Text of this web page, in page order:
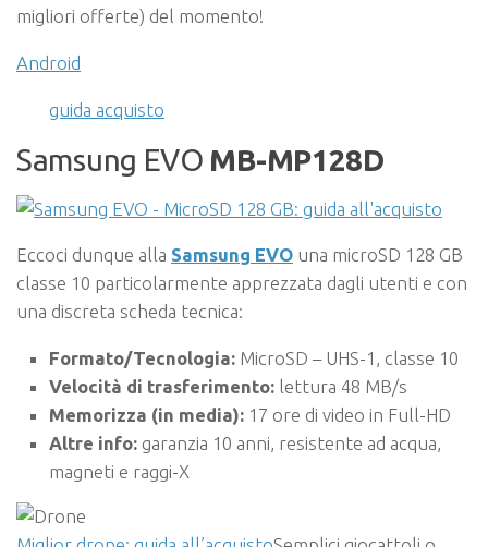
migliori offerte) del momento!
Android
guida acquisto
Samsung EVO MB-MP128D
Eccoci dunque alla Samsung EVO una microSD 128 GB
classe 10 particolarmente apprezzata dagli utenti e con
una discreta scheda tecnica:
Formato/Tecnologia: MicroSD – UHS-1, classe 10
Velocità di trasferimento: lettura 48 MB/s
Memorizza (in media): 17 ore di video in Full-HD
Altre info: garanzia 10 anni, resistente ad acqua,
magneti e raggi-X